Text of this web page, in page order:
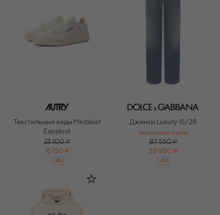
Текстильные кеды Medalist
Easeknit
23 100 ₽
16 150 ₽
-30%
Джинсы Luxury 16/28
ЭКСКЛЮЗИВНО В ЦУМЕ
87 550 ₽
59 950 ₽
-30%